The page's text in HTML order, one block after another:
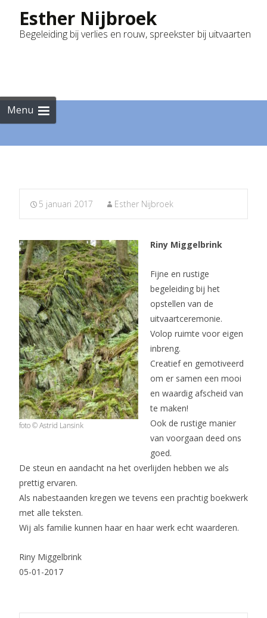
Esther Nijbroek
Begeleiding bij verlies en rouw, spreekster bij uitvaarten
Menu
5 januari 2017 Esther Nijbroek
foto © Astrid Lansink
Riny Miggelbrink
Fijne en rustige
begeleiding bij het
opstellen van de
uitvaartceremonie.
Volop ruimte voor eigen
inbreng.
Creatief en gemotiveerd
om er samen een mooi
en waardig afscheid van
te maken!
Ook de rustige manier
van voorgaan deed ons
goed.
De steun en aandacht na het overlijden hebben we als
prettig ervaren.
Als nabestaanden kregen we tevens een prachtig boekwerk
met alle teksten.
Wij als familie kunnen haar en haar werk echt waarderen.
Riny Miggelbrink
05-01-2017